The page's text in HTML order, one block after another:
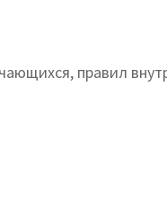
правил